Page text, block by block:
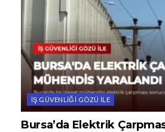
İŞ GÜVENLIĞI GÖZÜ ILE
Bursa’da Elektrik